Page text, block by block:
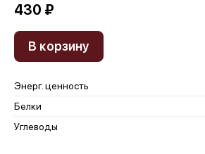
430 ₽
В корзину
Энерг. ценность
Белки
Углеводы